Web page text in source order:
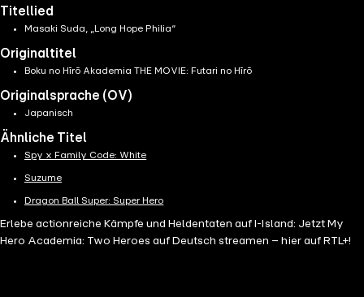
Titellied
Masaki Suda, „Long Hope Philia“
Originaltitel
Boku no Hīrō Akademia THE MOVIE: Futari no Hīrō
Originalsprache (OV)
Japanisch
Ähnliche Titel
Spy x Family Code: White
Suzume
Dragon Ball Super: Super Hero
Erlebe actionreiche Kämpfe und Heldentaten auf I-Island: Jetzt My
Hero Academia: Two Heroes auf Deutsch streamen – hier auf RTL+!